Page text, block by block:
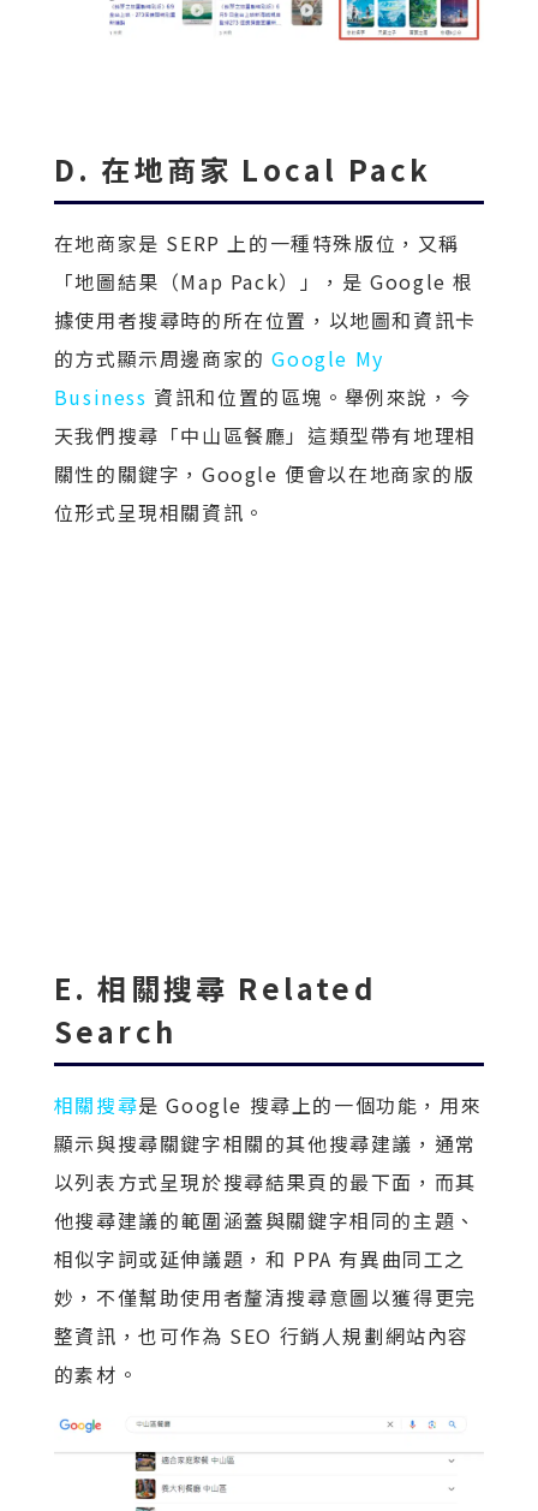
D. 在地商家 Local Pack
在地商家是 SERP 上的一種特殊版位，又稱
「地圖結果（Map Pack）」，是 Google 根
據使用者搜尋時的所在位置，以地圖和資訊卡
的方式顯示周邊商家的Google My
Business 資訊和位置的區塊。舉例來說，今
天我們搜尋「中山區餐廳」這類型帶有地理相
關性的關鍵字，Google 便會以在地商家的版
位形式呈現相關資訊。
E. 相關搜尋 Related
Search
相關搜尋是 Google 搜尋上的一個功能，用來
顯示與搜尋關鍵字相關的其他搜尋建議，通常
以列表方式呈現於搜尋結果頁的最下面，而其
他搜尋建議的範圍涵蓋與關鍵字相同的主題、
相似字詞或延伸議題，和 PPA 有異曲同工之
妙，不僅幫助使用者釐清搜尋意圖以獲得更完
整資訊，也可作為 SEO 行銷人規劃網站內容
的素材。